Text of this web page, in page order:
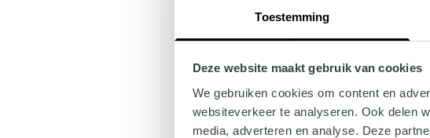
Toestemming
Deze website maakt gebruik van cookies
We gebruiken cookies om content en
websiteverkeer te analyseren. Ook delen
media, adverteren en analyse. Deze